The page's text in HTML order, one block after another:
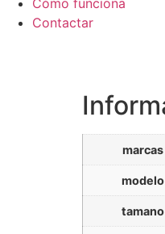
Cómo funciona
Contactar
marcas
modelo
tamano